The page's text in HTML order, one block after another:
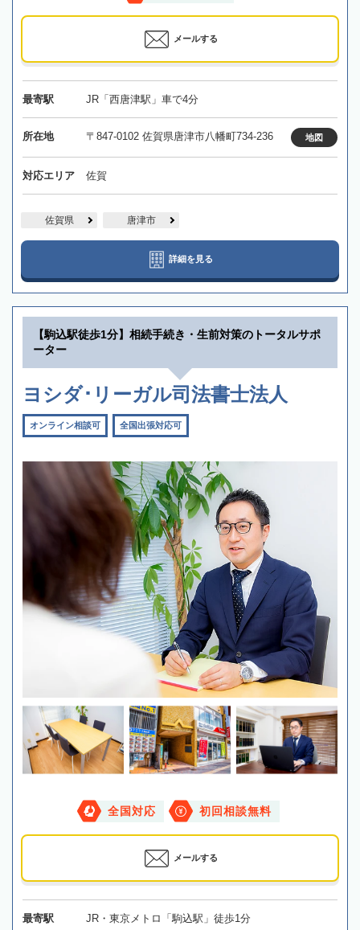
メールする
最寄駅 JR「西唐津駅」車で4分
所在地 〒847-0102 佐賀県唐津市八幡町734-236 地図
対応エリア 佐賀
佐賀県 唐津市
詳細を見る
【駒込駅徒歩1分】相続手続き・生前対策のトータルサポ
ーター
ヨシダ･リーガル司法書士法人
オンライン相談可 全国出張対応可
全国対応 初回相談無料
メールする
最寄駅 JR・東京メトロ「駒込駅」徒歩1分